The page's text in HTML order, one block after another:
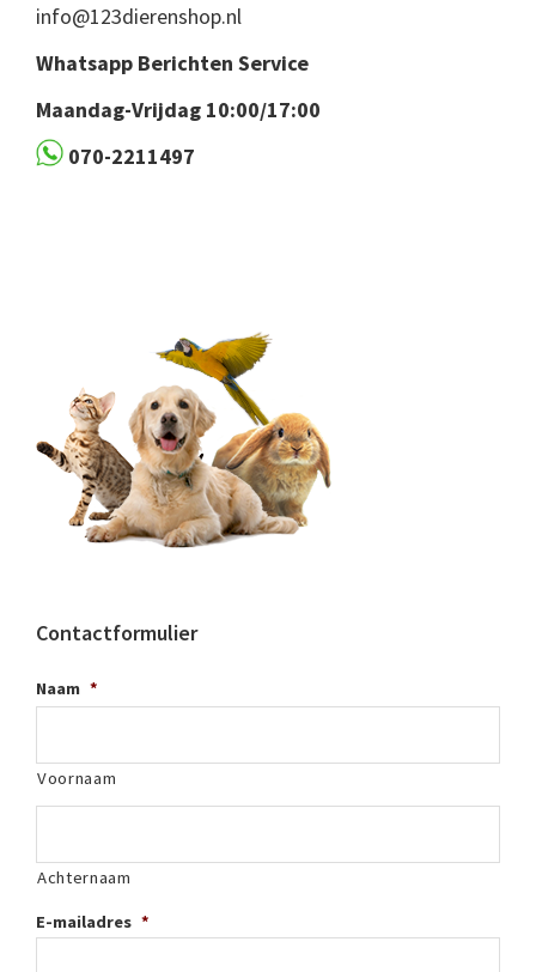
info@123dierenshop.nl
Whatsapp Berichten Service
Maandag-Vrijdag 10:00/17:00
070-2211497
Contactformulier
Naam *
Voornaam
Achternaam
E-mailadres *